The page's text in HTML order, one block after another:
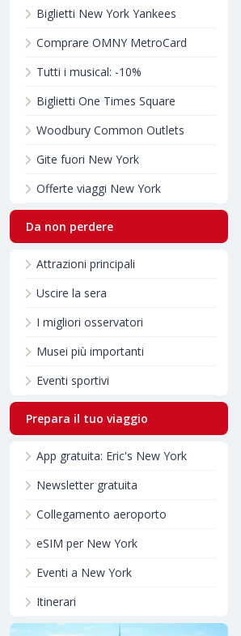
Biglietti New York Yankees
Comprare OMNY MetroCard
Tutti i musical: -10%
Biglietti One Times Square
Woodbury Common Outlets
Gite fuori New York
Offerte viaggi New York
Da non perdere
Attrazioni principali
Uscire la sera
I migliori osservatori
Musei più importanti
Eventi sportivi
Prepara il tuo viaggio
App gratuita: Eric's New York
Newsletter gratuita
Collegamento aeroporto
eSIM per New York
Eventi a New York
Itinerari